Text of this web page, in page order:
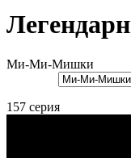
Ми-Ми-Мишки
157 серия